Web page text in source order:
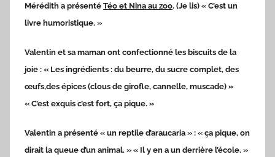
Mérédith a présenté Téo et Nina au zoo. (Je lis) « C’est un
livre humoristique. »
Valentin et sa maman ont confectionné les biscuits de la
joie : « Les ingrédients : du beurre, du sucre complet, des
œufs,des épices (clous de girofle, cannelle, muscade) »
« C’est exquis c’est fort, ça pique. »
Valentin a présenté « un reptile d’araucaria » : « ça pique, on
dirait la queue d’un animal. » « Il y en a un derrière l’école. »